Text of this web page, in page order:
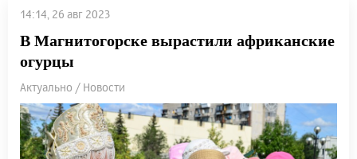
14:14, 26 авг 2023
В Магнитогорске вырастили африканские
огурцы
Актуально / Новости